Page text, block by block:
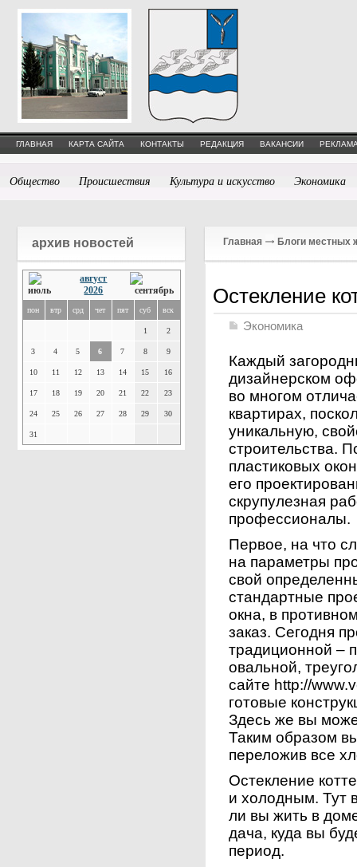
ГЛАВНАЯ КАРТА САЙТА КОНТАКТЫ РЕДАКЦИЯ ВАКАНСИИ
Общество Происшествия Культура и искусство Экономика
архив новостей
август
2026
пон втр срд чет пят суб вск
1 2
3 4 5 6 7 8 9
10 11 12 13 14 15 16
17 18 19 20 21 22 23
24 25 26 27 28 29 30
31
Главная Блоги местных
Остекление
Экономика
Каждый
дизайнерском
во многом
квартирах,
уникальную,
строительства.
пластиковых
его
скрупулезная
профессионалы.
Первое, на что
на параметры
свой
стандартные
окна, в
заказ. Сегодня
традиционной –
овальной,
сайте http://
готовые
Здесь же вы
Таким образом
переложив все
Остекление
и холодным. Тут
ли вы жить в
дача, куда вы
период.